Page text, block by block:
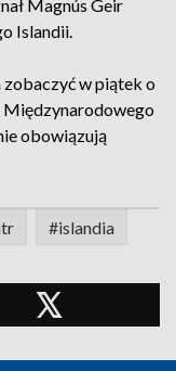
Magnús Geir
Islandii.
zobaczyć w piątek o
Międzynarodowego
obowiązują
#islandia